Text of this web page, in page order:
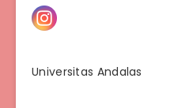
Universitas Andalas